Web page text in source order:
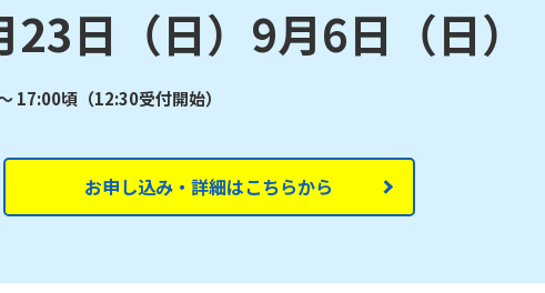
23日（日）9月6日（日）
17:00頃（12:30受付開始）
お申し込み・詳細はこちらから